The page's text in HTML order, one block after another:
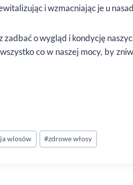
i wzmacniając je u
o wygląd i kondycję
co w naszej mocy, by
wlosów #zdrowe włosy